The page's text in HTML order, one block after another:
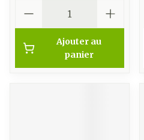
Ajouter au
panier